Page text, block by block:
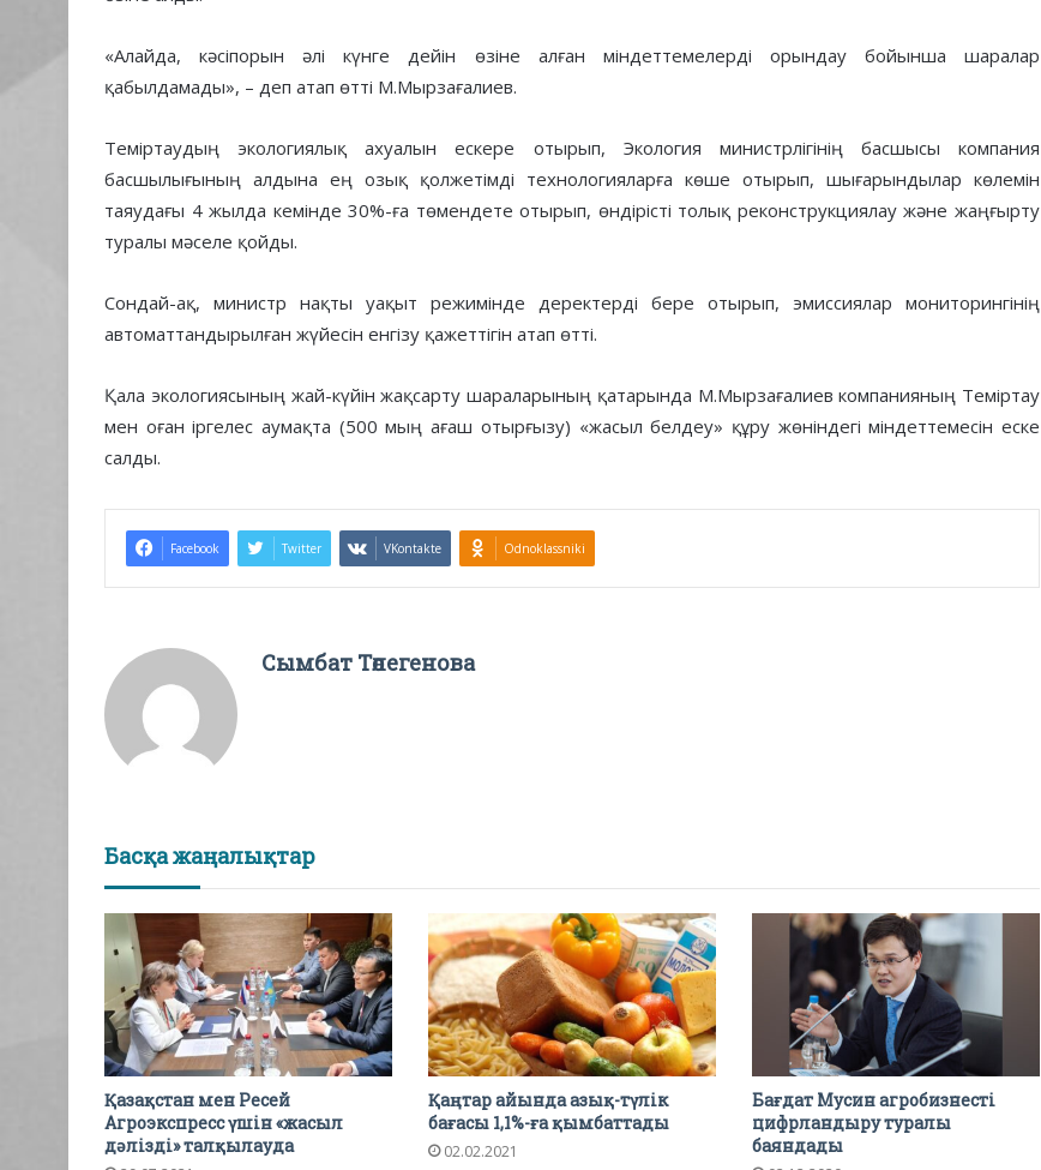
«Алайда, кәсіпорын әлі күнге дейін өзіне алған міндеттемелерді орындау бойынша шаралар
қабылдамады», – деп атап өтті М.Мырзағалиев.
Теміртаудың экологиялық ахуалын ескере отырып, Экология министрлігінің басшысы компания
басшылығының алдына ең озық қолжетімді технологияларға көше отырып, шығарындылар көлемін
таяудағы 4 жылда кемінде 30%-ға төмендете отырып, өндірісті толық реконструкциялау және жаңғырту
туралы мәселе қойды.
Сондай-ақ, министр нақты уақыт режимінде деректерді бере отырып, эмиссиялар мониторингінің
автоматтандырылған жүйесін енгізу қажеттігін атап өтті.
Қала экологиясының жай-күйін жақсарту шараларының қатарында М.Мырзағалиев компанияның Теміртау
мен оған іргелес аумақта (500 мың ағаш отырғызу) «жасыл белдеу» құру жөніндегі міндеттемесін еске
салды.
Facebook Twitter VKontakte Odnoklassniki
Сымбат Төлегенова
Басқа жаңалықтар
Қазақстан мен Ресей
Агроэкспресс үшін «жасыл
дәлізді» талқылауда
Қаңтар айында азық-түлік
бағасы 1,1%-ға қымбаттады
02.02.2021
Бағдат Мусин агробизнесті
цифрландыру туралы
баяндады